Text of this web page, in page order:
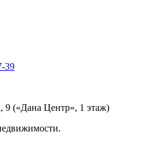
39
9 («Дана Центр», 1 этаж)